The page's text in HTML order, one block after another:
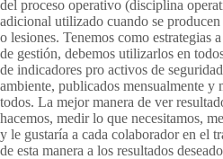
del proceso operativo (disciplina
adicional utilizado cuando se
o lesiones. Tenemos como estrategias
de gestión, debemos utilizarlos en
de indicadores pro activos de
ambiente, publicados mensualmente y
todos. La mejor manera de ver
hacemos, medir lo que necesitamos,
y le gustaría a cada colaborador en el
de esta manera a los resultados